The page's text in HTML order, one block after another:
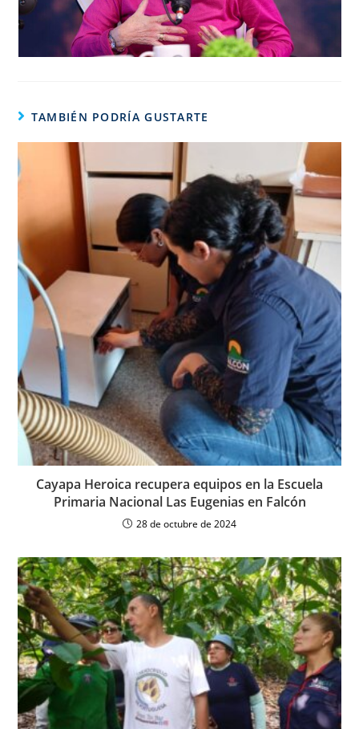
TAMBIÉN PODRÍA GUSTARTE
Cayapa Heroica recupera equipos en la Escuela
Primaria Nacional Las Eugenias en Falcón
28 de octubre de 2024